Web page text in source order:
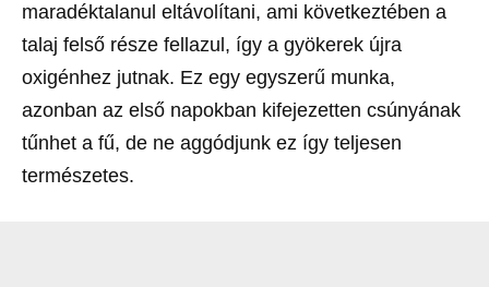
maradéktalanul eltávolítani, ami következtében a
talaj felső része fellazul, így a gyökerek újra
oxigénhez jutnak. Ez egy egyszerű munka,
azonban az első napokban kifejezetten csúnyának
tűnhet a fű, de ne aggódjunk ez így teljesen
természetes.